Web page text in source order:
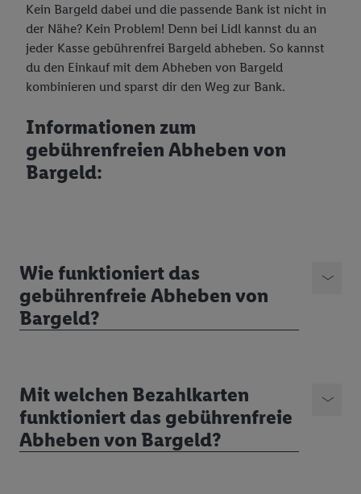
Datenschutz Digitale Assistenten
Entsorgung von Elektroaltgeräten, Akkus und Batterien
Barrierefreiheitserklärung
Teilnahmebedingungen Lidl Plus
Datenschutzhinweise Lidl Plus
Kein Bargeld dabei und die passende Bank ist nicht in
der Nähe? Kein Problem! Denn bei Lidl kannst du an
jeder Kasse gebührenfrei Bargeld abheben. So kannst
du den Einkauf mit dem Abheben von Bargeld
kombinieren und sparst dir den Weg zur Bank.
Informationen zum
gebührenfreien Abheben von
Bargeld:
Wie funktioniert das
gebührenfreie Abheben von
Bargeld?
Mit welchen Bezahlkarten
funktioniert das gebührenfreie
Abheben von Bargeld?